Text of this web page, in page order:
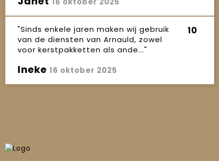
"Sinds enkele jaren maken wij gebruik
van de diensten van Arnauld, zowel
voor kerstpakketten als ande..."
10
Ineke 16 oktober 2025